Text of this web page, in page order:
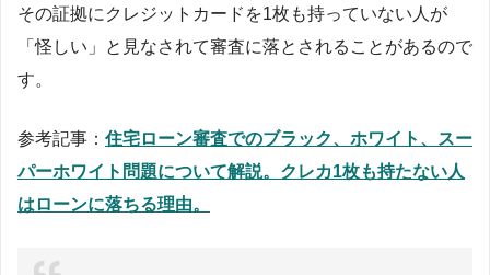
その証拠にクレジットカードを1枚も持っていない人が
「怪しい」と見なされて審査に落とされることがあるので
す。
参考記事： 住宅ローン審査でのブラック、ホワイト、スー
パーホワイト問題について解説。クレカ1枚も持たない人
はローンに落ちる理由。